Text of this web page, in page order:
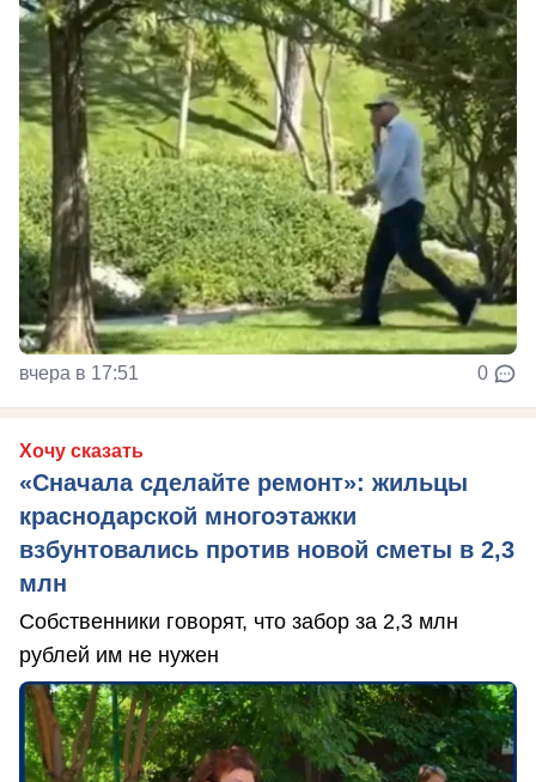
вчера в 17:51 0
Хочу сказать
«Сначала сделайте ремонт»: жильцы
краснодарской многоэтажки
взбунтовались против новой сметы в 2,3
млн
Собственники говорят, что забор за 2,3 млн
рублей им не нужен